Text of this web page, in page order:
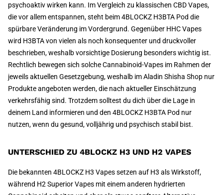
psychoaktiv wirken kann. Im Vergleich zu klassischen CBD Vapes,
die vor allem entspannen, steht beim 4BLOCKZ H3BTA Pod die
spürbare Veränderung im Vordergrund. Gegenüber HHC Vapes
wird H3BTA von vielen als noch konsequenter und druckvoller
beschrieben, weshalb vorsichtige Dosierung besonders wichtig ist.
Rechtlich bewegen sich solche Cannabinoid-Vapes im Rahmen der
jeweils aktuellen Gesetzgebung, weshalb im Aladin Shisha Shop nur
Produkte angeboten werden, die nach aktueller Einschätzung
verkehrsfähig sind. Trotzdem solltest du dich über die Lage in
deinem Land informieren und den 4BLOCKZ H3BTA Pod nur
nutzen, wenn du gesund, volljährig und psychisch stabil bist.
UNTERSCHIED ZU 4BLOCKZ H3 UND H2 VAPES
Die bekannten 4BLOCKZ H3 Vapes setzen auf H3 als Wirkstoff,
während H2 Superior Vapes mit einem anderen hydrierten